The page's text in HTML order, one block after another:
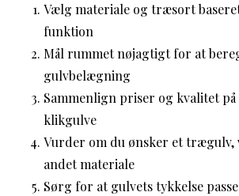
Vælg materiale og træsort
funktion
Mål rummet nøjagtigt for at
gulvbelægning
Sammenlign priser og kvalitet
klikgulve
Vurder om du ønsker et
andet materiale
Sørg for at gulvets tykkelse